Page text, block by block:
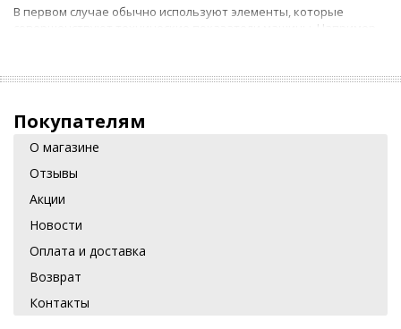
В первом случае обычно используют элементы, которые
совершенствуют технические показатели машины. Например,
защитные дефлекторы на боковые окна от влаги и
решетка на радиатор, которая предотвращает
попадание в него грязи, насекомых и камней.
Такие изменения следует делать под контролем
профессионала.
Возможности тюнинга своими руками
Покупателям
О магазине
Отзывы
Акции
Новости
Оплата и доставка
Возврат
Контакты